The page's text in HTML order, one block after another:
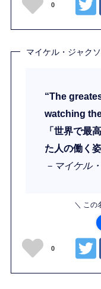
0
マイケル・ジャク
“The
watching
「世界で最
た人の働く
－マイケル
＼ この
0